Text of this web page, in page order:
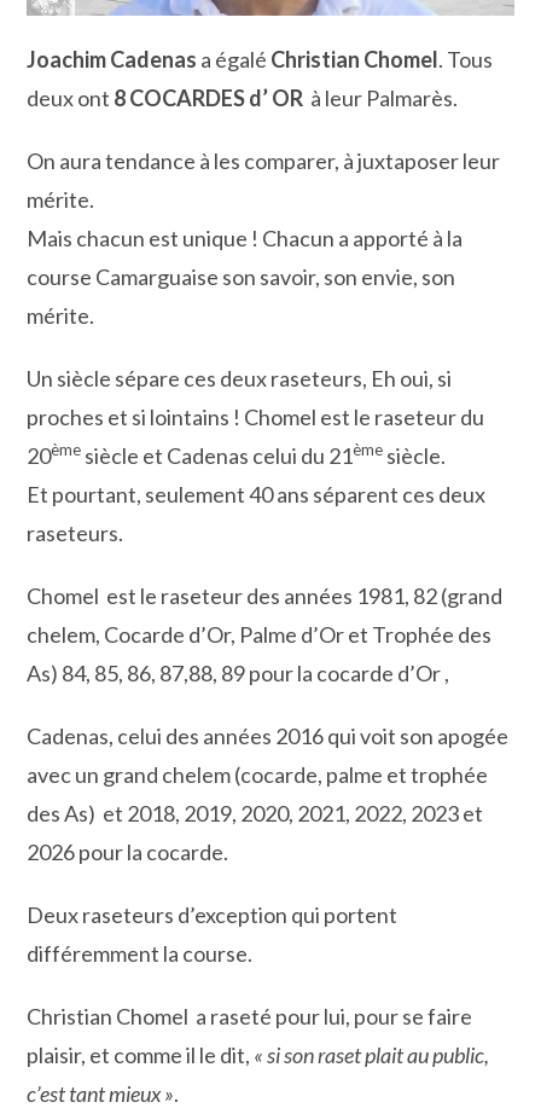
Joachim Cadenas a égalé Christian Chomel. Tous
deux ont 8 COCARDES d’ OR à leur Palmarès.
On aura tendance à les comparer, à juxtaposer leur
mérite.
Mais chacun est unique ! Chacun a apporté à la
course Camarguaise son savoir, son envie, son
mérite.
Un siècle sépare ces deux raseteurs, Eh oui, si
proches et si lointains ! Chomel est le raseteur du
20ème siècle et Cadenas celui du 21ème siècle.
Et pourtant, seulement 40 ans séparent ces deux
raseteurs.
Chomel est le raseteur des années 1981, 82 (grand
chelem, Cocarde d’Or, Palme d’Or et Trophée des
As) 84, 85, 86, 87,88, 89 pour la cocarde d’Or ,
Cadenas, celui des années 2016 qui voit son apogée
avec un grand chelem (cocarde, palme et trophée
des As) et 2018, 2019, 2020, 2021, 2022, 2023 et
2026 pour la cocarde.
Deux raseteurs d’exception qui portent
différemment la course.
Christian Chomel a raseté pour lui, pour se faire
plaisir, et comme il le dit, « si son raset plait au public,
c’est tant mieux ».